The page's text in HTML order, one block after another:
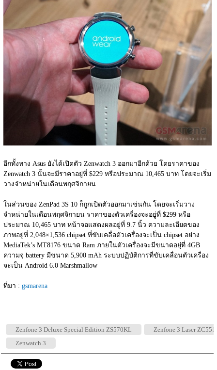
อีกทั้งทาง Asus ยังได้เปิดตัว Zenwatch 3 ออกมาอีกด้วย โดยราคาของ
Zenwatch 3 นั้นจะมีราคาอยู่ที่ $229 หรือประมาณ 10,465 บาท โดยจะเริ่ม
วางจำหน่ายในเดือนพฤศจิกายน
ในส่วนของ ZenPad 3S 10 ก็ถูกเปิดตัวออกมาเช่นกัน โดยจะเริ่มวาง
จำหน่ายในเดือนพฤศจิกายน ราคาของตัวเครื่องจะอยู่ที่ $299 หรือ
ประมาณ 10,465 บาท หน้าจอแสดงผลอยู่ที่ 9.7 นิ้ว ความละเอียดของ
ภาพอยู่ที่ 2,048×1,536 chipset ที่ขับเคลื่อตัวเครื่องจะเป็น chipset อย่าง
MediaTek’s MT8176 ขนาด Ram ภายในตัวเครื่องจะมีขนาดอยุ่ที่ 4GB
ความจุ battery มีขนาด 5,900 mAh ระบบปฏิบัติการที่ขับเคลื่อนตัวเครื่อง
จะเป็น Android 6.0 Marshmallow
ที่มา : gsmarena
Zenfone 3 Deluxe Special Edition ZS570KL
Zenfone 3 Laser
Zenwatch 3